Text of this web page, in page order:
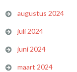
augustus 2024
juli 2024
juni 2024
maart 2024